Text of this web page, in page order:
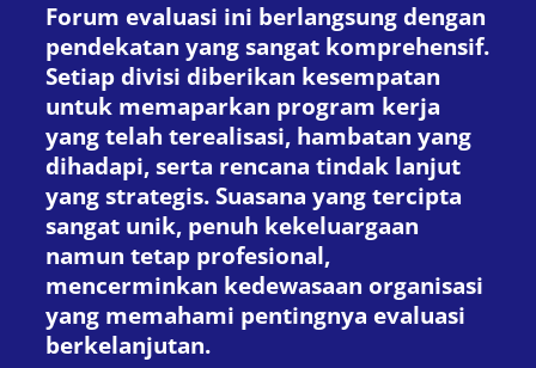
Forum evaluasi ini berlangsung dengan
pendekatan yang sangat komprehensif.
Setiap divisi diberikan kesempatan
untuk memaparkan program kerja
yang telah terealisasi, hambatan yang
dihadapi, serta rencana tindak lanjut
yang strategis. Suasana yang tercipta
sangat unik, penuh kekeluargaan
namun tetap profesional,
mencerminkan kedewasaan organisasi
yang memahami pentingnya evaluasi
berkelanjutan.